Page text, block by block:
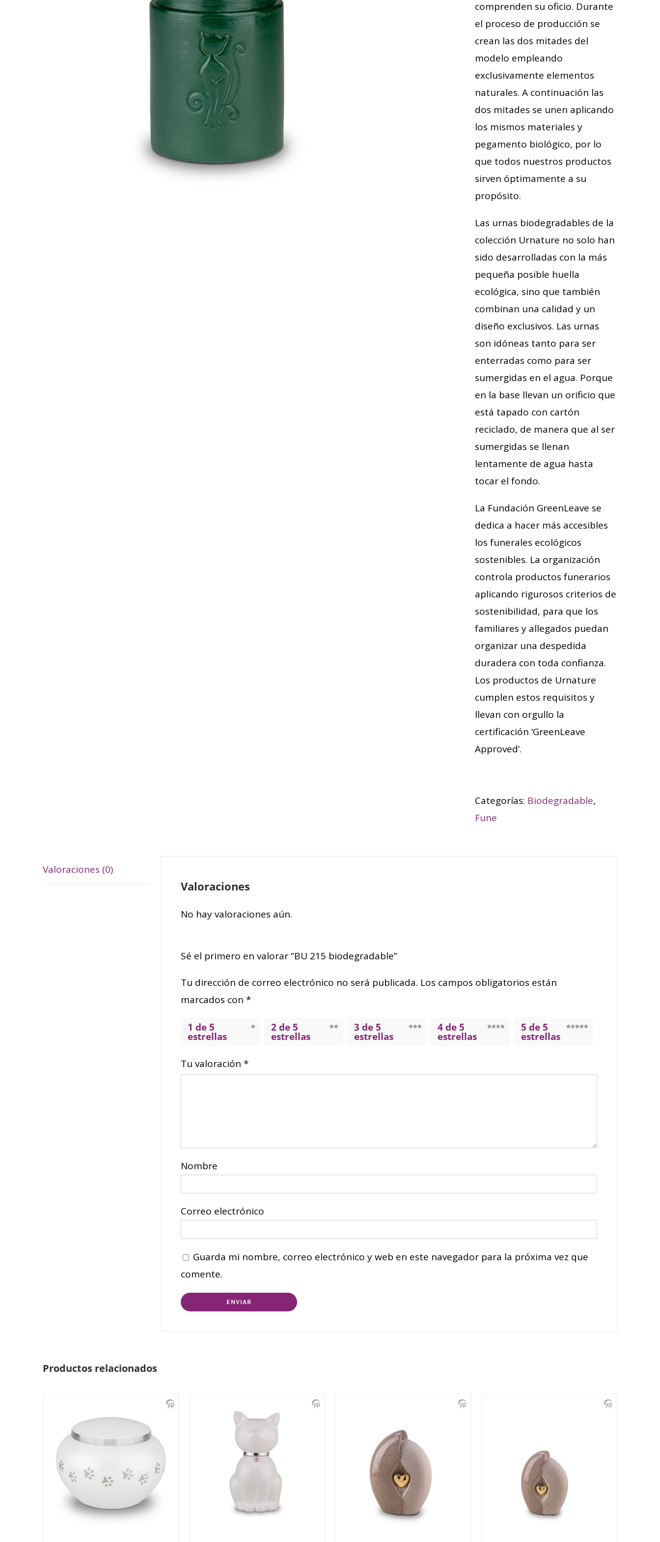
comprenden su oficio. Durante
el proceso de producción se
crean las dos mitades del
modelo empleando
exclusivamente elementos
naturales. A continuación las
dos mitades se unen aplicando
los mismos materiales y
pegamento biológico, por lo
que todos nuestros productos
sirven óptimamente a su
propósito.
Las urnas biodegradables de la
colección Urnature no solo han
sido desarrolladas con la más
pequeña posible huella
ecológica, sino que también
combinan una calidad y un
diseño exclusivos. Las urnas
son idóneas tanto para ser
enterradas como para ser
sumergidas en el agua. Porque
en la base llevan un orificio que
está tapado con cartón
reciclado, de manera que al ser
sumergidas se llenan
lentamente de agua hasta
tocar el fondo.
La Fundación GreenLeave se
dedica a hacer más accesibles
los funerales ecológicos
sostenibles. La organización
controla productos funerarios
aplicando rigurosos criterios de
sostenibilidad, para que los
familiares y allegados puedan
organizar una despedida
duradera con toda confianza.
Los productos de Urnature
cumplen estos requisitos y
llevan con orgullo la
certificación ‘GreenLeave
Approved’.
Categorías: Biodegradable,
Fune
Valoraciones (0)
Valoraciones
No hay valoraciones aún.
Sé el primero en valorar “BU 215 biodegradable”
Tu dirección de correo electrónico no será publicada. Los campos obligatorios están
marcados con *
1 de 5
estrellas
2 de 5
estrellas
3 de 5
estrellas
4 de 5
estrellas
5 de 5
estrellas
Tu valoración *
Nombre
Correo electrónico
Guarda mi nombre, correo electrónico y web en este navegador para la próxima vez que
comente.
Productos relacionados